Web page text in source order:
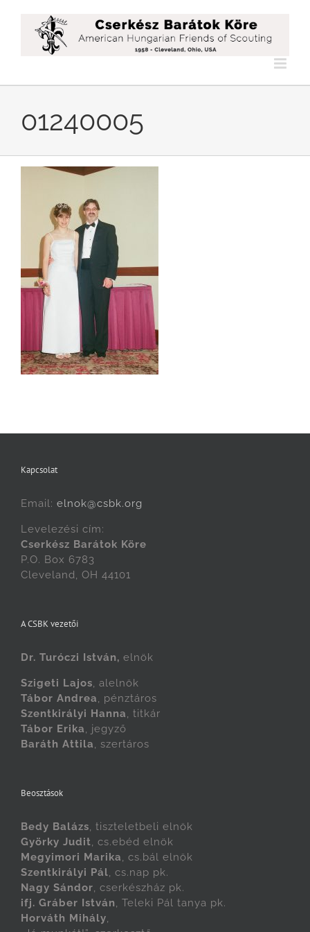
01240005
Kapcsolat
Email: elnok@csbk.org
Levelezési cím:
Cserkész Barátok Köre
P.O. Box 6783
Cleveland, OH 44101
A CSBK vezetői
Dr. Turóczi István, elnök
Szigeti Lajos, alelnök
Tábor Andrea, pénztáros
Szentkirályi Hanna, titkár
Tábor Erika, jegyző
Baráth Attila, szertáros
Beosztások
Bedy Balázs, tiszteletbeli elnök
Györky Judit, cs.ebéd elnök
Megyimori Marika, cs.bál elnök
Szentkirályi Pál, cs.nap pk.
Nagy Sándor, cserkészház pk.
ifj. Gráber István, Teleki Pál tanya pk.
Horváth Mihály,